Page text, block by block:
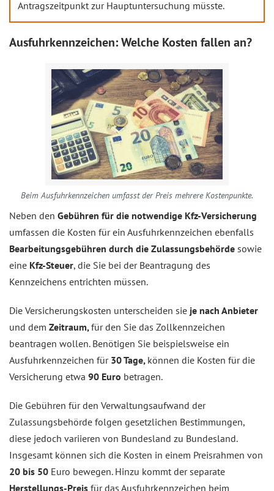
Antragszeitpunkt zur Hauptuntersuchung müsste.
Ausfuhrkennzeichen: Welche Kosten fallen an?
Beim Ausfuhrkennzeichen umfasst der Preis mehrere Kostenpunkte.
Neben den Gebühren für die notwendige Kfz-Versicherung
umfassen die Kosten für ein Ausfuhrkennzeichen ebenfalls
Bearbeitungsgebühren durch die Zulassungsbehörde sowie
eine Kfz-Steuer, die Sie bei der Beantragung des
Kennzeichens entrichten müssen.
Die Versicherungskosten unterscheiden sie je nach Anbieter
und dem Zeitraum,für den Sie das Zollkennzeichen
beantragen wollen. Benötigen Sie beispielsweise ein
Ausfuhrkennzeichen für 30 Tage, können die Kosten für die
Versicherung etwa 90 Euro betragen.
Die Gebühren für den Verwaltungsaufwand der
Zulassungsbehörde folgen gesetzlichen Bestimmungen,
diese jedoch variieren von Bundesland zu Bundesland.
Insgesamt können sich die Kosten in einem Preisrahmen von
20 bis 50 Euro bewegen. Hinzu kommt der separate
Herstellungs-Preis für das Ausfuhrkennzeichen beim